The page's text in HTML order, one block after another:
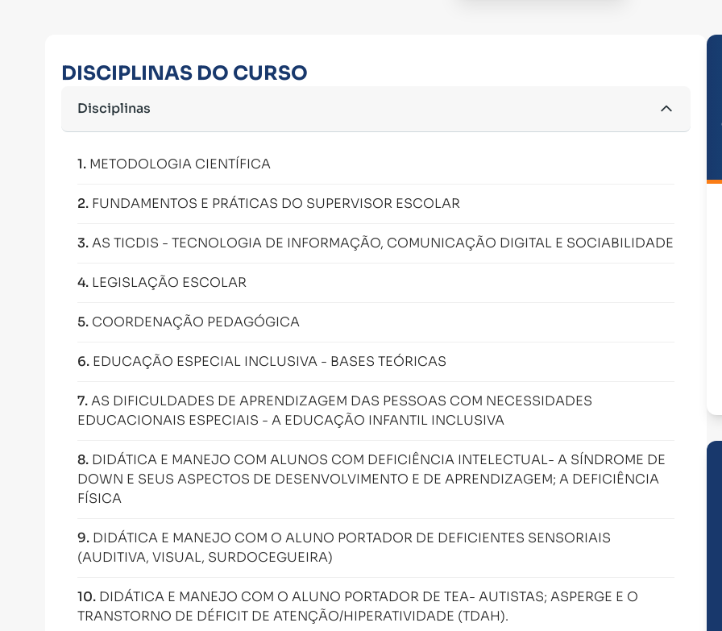
DISCIPLINAS DO CURSO
Disciplinas
1. METODOLOGIA CIENTÍFICA
2. FUNDAMENTOS E PRÁTICAS DO SUPERVISOR ESCOLAR
3.AS TICDIS - TECNOLOGIA DE INFORMAÇÃO, COMUNICAÇÃO DIGITAL E SOCIABILIDADE
4. LEGISLAÇÃO ESCOLAR
5. COORDENAÇÃO PEDAGÓGICA
6. EDUCAÇÃO ESPECIAL INCLUSIVA - BASES TEÓRICAS
7.AS DIFICULDADES DE APRENDIZAGEM DAS PESSOAS COM NECESSIDADES
EDUCACIONAIS ESPECIAIS - A EDUCAÇÃO INFANTIL INCLUSIVA
8. DIDÁTICA E MANEJO COM ALUNOS COM DEFICIÊNCIA INTELECTUAL- A SÍNDROME DE
DOWN E SEUS ASPECTOS DE DESENVOLVIMENTO E DE APRENDIZAGEM; A DEFICIÊNCIA
FÍSICA
9. DIDÁTICA E MANEJO COM O ALUNO PORTADOR DE DEFICIENTES SENSORIAIS
(AUDITIVA, VISUAL, SURDOCEGUEIRA)
10. DIDÁTICA E MANEJO COM O ALUNO PORTADOR DE TEA- AUTISTAS; ASPERGE E O
TRANSTORNO DE DÉFICIT DE ATENÇÃO/HIPERATIVIDADE (TDAH).